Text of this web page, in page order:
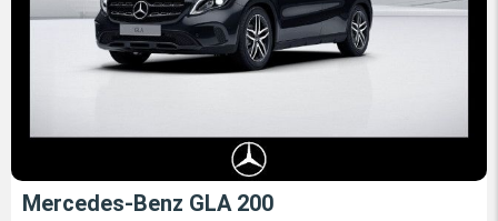
Mercedes-Benz GLA 200